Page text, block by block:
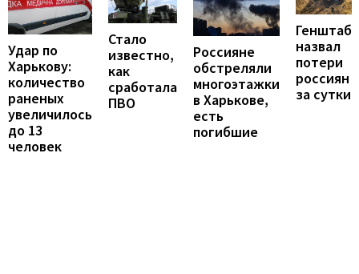
Удар по
Харькову:
количество
раненых
увеличилось
до 13
человек
Стало
известно,
как
сработала
ПВО
Россияне
обстреляли
многоэтажки
в Харькове,
есть
погибшие
Генштаб
назвал
потери
россиян
за сутки